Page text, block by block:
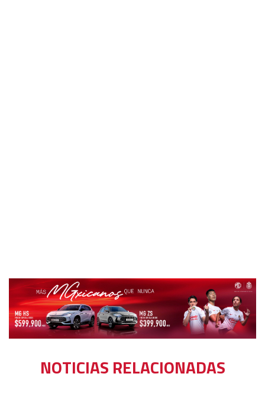
NOTICIAS RELACIONADAS